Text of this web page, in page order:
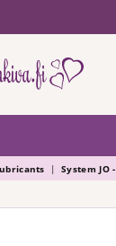
| System JO